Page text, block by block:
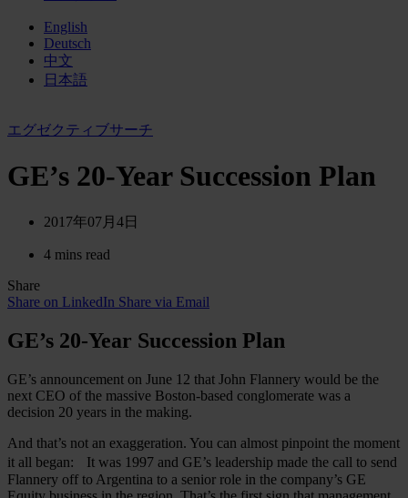
English
Deutsch
中文
日本語
エグゼクティブサーチ
GE’s 20-Year Succession Plan
2017年07月4日
4 mins read
Share
Share on LinkedIn Share via Email
GE’s 20-Year Succession Plan
GE’s announcement on June 12 that John Flannery would be the
next CEO of the massive Boston-based conglomerate was a
decision 20 years in the making.
And that’s not an exaggeration. You can almost pinpoint the moment
it all began: It was 1997 and GE’s leadership made the call to send
Flannery off to Argentina to a senior role in the company’s GE